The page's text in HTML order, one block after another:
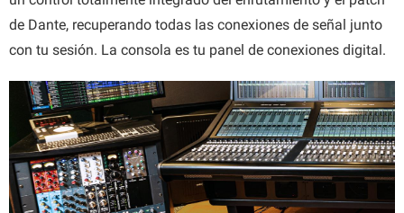
de Dante, recuperando todas las conexiones de señal junto
con tu sesión. La consola es tu panel de conexiones digital.